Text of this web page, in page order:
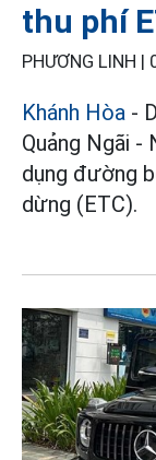
thu phí
PHƯƠNG LINH |
Khánh Hòa -
Quảng Ngãi -
dụng đường
dừng (ETC).